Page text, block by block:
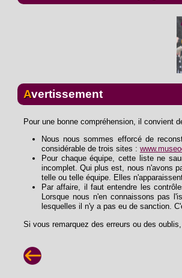
Avertissement
Pour une bonne compréhension, il convient
Nous nous sommes efforcé de
considérable de trois sites :
Pour chaque équipe, cette liste ne
incomplet. Qui plus est, nous n'avons
telle ou telle équipe. Elles
Par affaire, il faut entendre les
Lorsque nous n'en connaissons pas
lesquelles il n'y a pas eu de sanction.
Si vous remarquez des erreurs ou des